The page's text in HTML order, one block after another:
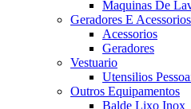
Maquinas De
Geradores E Acessorios
Acessorios
Geradores
Vestuario
Utensilios
Outros Equipamentos
Balde Lixo Inox